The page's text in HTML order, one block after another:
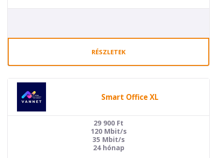
RÉSZLETEK
Smart Office XL
29 900 Ft
120 Mbit/s
35 Mbit/s
24 hónap